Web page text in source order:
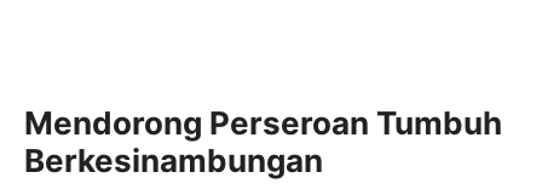
Mendorong Perseroan Tumbuh
Berkesinambungan